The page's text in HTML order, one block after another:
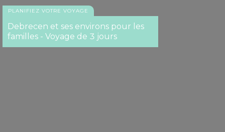
PLANIFIEZ VOTRE VOYAGE
Debrecen et ses environs pour les
familles - Voyage de 3 jours